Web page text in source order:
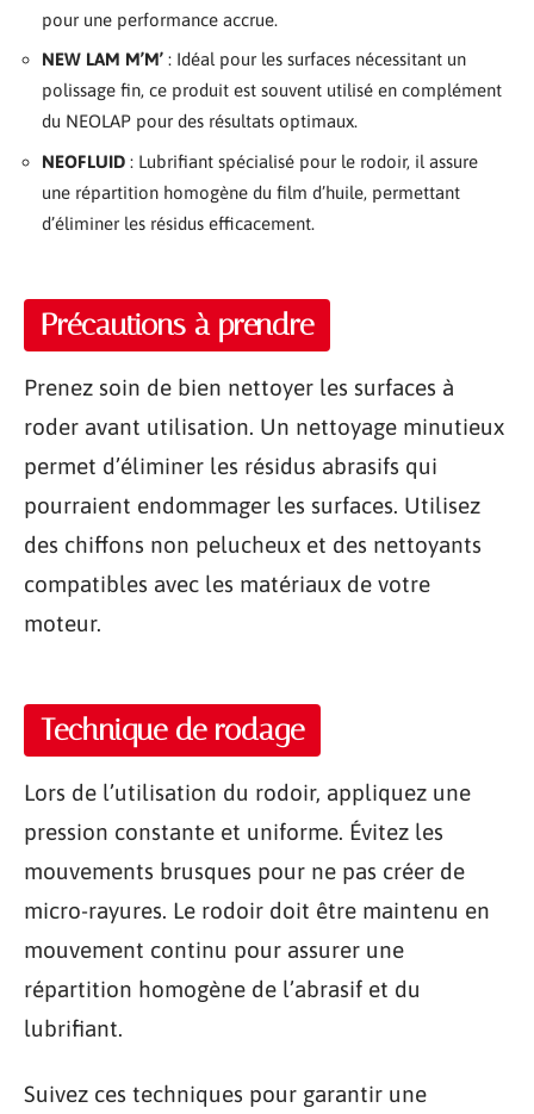
pour une performance accrue.
NEW LAM M’M’ : Idéal pour les surfaces nécessitant un
polissage fin, ce produit est souvent utilisé en complément
du NEOLAP pour des résultats optimaux.
NEOFLUID : Lubrifiant spécialisé pour le rodoir, il assure
une répartition homogène du film d’huile, permettant
d’éliminer les résidus efficacement.
Précautions à prendre
Prenez soin de bien nettoyer les surfaces à
roder avant utilisation. Un nettoyage minutieux
permet d’éliminer les résidus abrasifs qui
pourraient endommager les surfaces. Utilisez
des chiffons non pelucheux et des nettoyants
compatibles avec les matériaux de votre
moteur.
Technique de rodage
Lors de l’utilisation du rodoir, appliquez une
pression constante et uniforme. Évitez les
mouvements brusques pour ne pas créer de
micro-rayures. Le rodoir doit être maintenu en
mouvement continu pour assurer une
répartition homogène de l’abrasif et du
lubrifiant.
Suivez ces techniques pour garantir une